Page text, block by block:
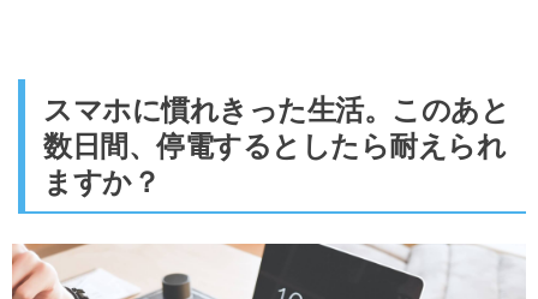
スマホに慣れきった生活。このあと
数日間、停電するとしたら耐えられ
ますか？